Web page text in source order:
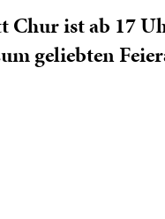
Chur ist ab 17
geliebten